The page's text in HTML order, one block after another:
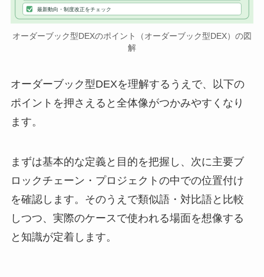
最新動向・制度改正をチェック
オーダーブック型DEXのポイント（オーダーブック型DEX）の図
解
オーダーブック型DEXを理解するうえで、以下の
ポイントを押さえると全体像がつかみやすくなり
ます。
まずは基本的な定義と目的を把握し、次に主要ブ
ロックチェーン・プロジェクトの中での位置付け
を確認します。そのうえで類似語・対比語と比較
しつつ、実際のケースで使われる場面を想像する
と知識が定着します。